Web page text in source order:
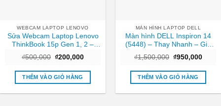
WEBCAM LAPTOP LENOVO
Sửa Webcam Laptop Lenovo
ThinkBook 15p Gen 1, 2 –
| Giá rẻ
₫500,000 Giá
là:
₫500,000.
₫200,000Giá
tại
₫200,000.
THÊM VÀO GIỎ HÀNG
MÀN HÌNH LAPTOP DELL
Màn hình DELL Inspiron 14
(5448) – Thay Nhanh – Giá
₫1,500,000 Giá
là:
₫1,500,000.
₫950,000Giá
tại
THÊM VÀO GIỎ HÀNG